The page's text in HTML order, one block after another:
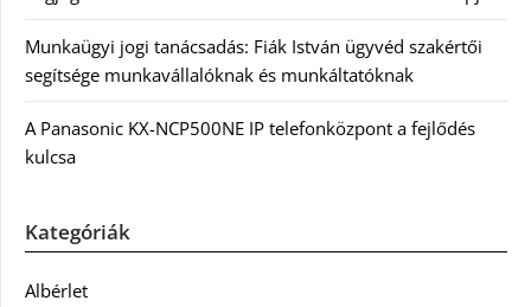
Munkaügyi jogi tanácsadás: Fiák István ügyvéd szakértői
segítsége munkavállalóknak és munkáltatóknak
A Panasonic KX-NCP500NE IP telefonközpont a fejlődés
kulcsa
Kategóriák
Albérlet